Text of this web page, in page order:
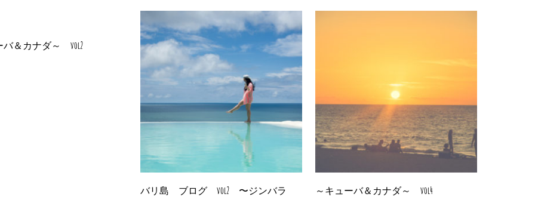
バ＆カナダ～ vol2
バリ島 ブログ vol2 〜ジンバラ
～キューバ＆カナダ～ vol4